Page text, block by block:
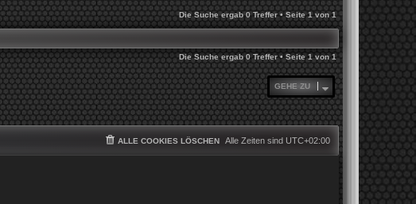
Die Suche ergab 0 Treffer • Seite1 von1
Die Suche ergab 0 Treffer • Seite1von1
GEHE ZU
Alle Zeiten sind UTC+02:00
ALLE COOKIES LÖSCHEN